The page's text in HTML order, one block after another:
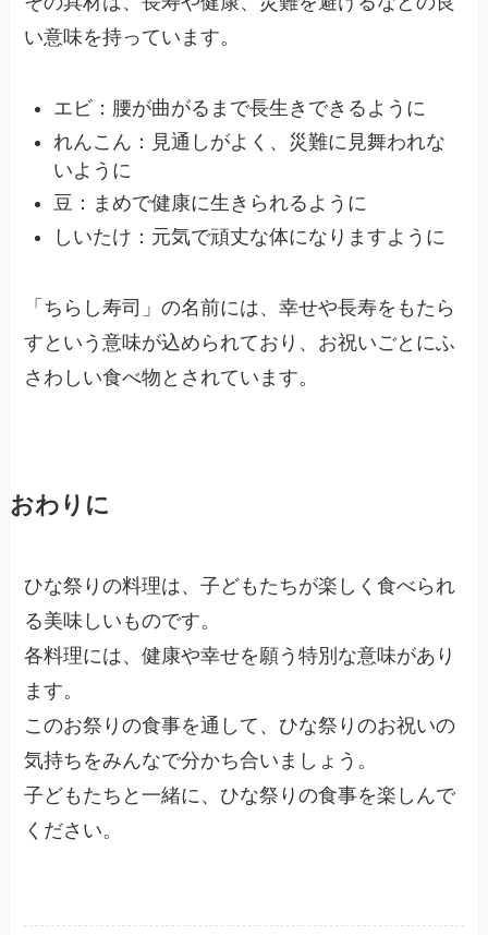
い意味を持っています。
エビ：腰が曲がるまで長生きできるように
れんこん：見通しがよく、災難に見舞われな
いように
豆：まめで健康に生きられるように
しいたけ：元気で頑丈な体になりますように
「ちらし寿司」の名前には、幸せや長寿をもたら
すという意味が込められており、お祝いごとにふ
さわしい食べ物とされています。
おわりに
ひな祭りの料理は、子どもたちが楽しく食べられ
る美味しいものです。
各料理には、健康や幸せを願う特別な意味があり
ます。
このお祭りの食事を通して、ひな祭りのお祝いの
気持ちをみんなで分かち合いましょう。
子どもたちと一緒に、ひな祭りの食事を楽しんで
ください。